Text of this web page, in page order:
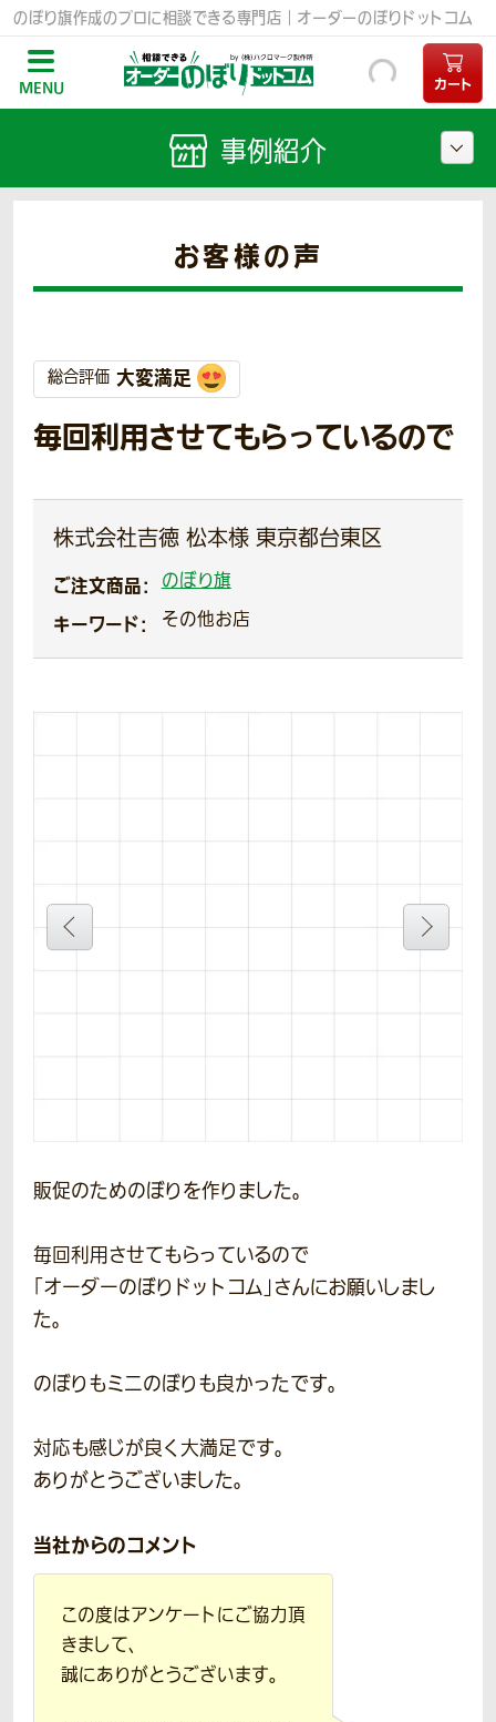
のぼり旗作成のプロに相談できる専門店｜オーダーのぼりドットコム
MENU カート
お客様の声
総合評価 大変満足
毎回利用させてもらっているので
株式会社吉徳 松本様 東京都台東区
ご注文商品： のぼり旗
キーワード： その他お店
販促のためのぼりを作りました。
毎回利用させてもらっているので
「オーダーのぼりドットコム」さんにお願いしまし
た。
のぼりもミニのぼりも良かったです。
対応も感じが良く大満足です。
ありがとうございました。
当社からのコメント
この度はアンケートにご協力頂
きまして、
誠にありがとうございます。
事例紹介